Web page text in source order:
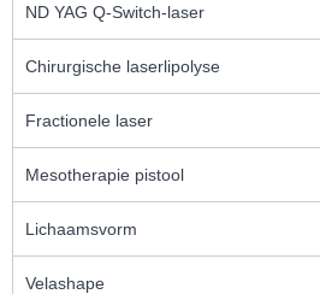
ND YAG Q-Switch-laser
Chirurgische laserlipolyse
Fractionele laser
Mesotherapie pistool
Lichaamsvorm
Velashape